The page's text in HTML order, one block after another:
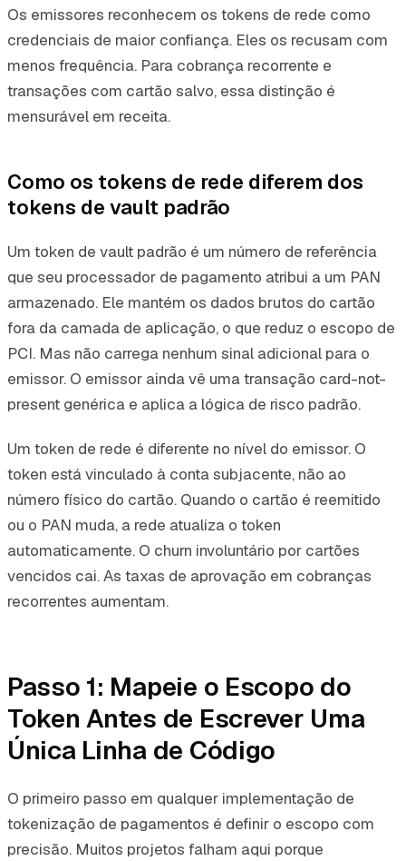
Os emissores reconhecem os tokens de rede como
credenciais de maior confiança. Eles os recusam com
menos frequência. Para cobrança recorrente e
transações com cartão salvo, essa distinção é
mensurável em receita.
Como os tokens de rede diferem dos
tokens de vault padrão
Um token de vault padrão é um número de referência
que seu processador de pagamento atribui a um PAN
armazenado. Ele mantém os dados brutos do cartão
fora da camada de aplicação, o que reduz o escopo de
PCI. Mas não carrega nenhum sinal adicional para o
emissor. O emissor ainda vê uma transação card-not-
present genérica e aplica a lógica de risco padrão.
Um token de rede é diferente no nível do emissor. O
token está vinculado à conta subjacente, não ao
número físico do cartão. Quando o cartão é reemitido
ou o PAN muda, a rede atualiza o token
automaticamente. O churn involuntário por cartões
vencidos cai. As taxas de aprovação em cobranças
recorrentes aumentam.
Passo 1: Mapeie o Escopo do
Token Antes de Escrever Uma
Única Linha de Código
O primeiro passo em qualquer implementação de
tokenização de pagamentos é definir o escopo com
precisão. Muitos projetos falham aqui porque